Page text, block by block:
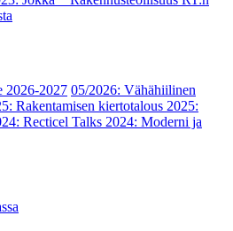
2026-2027 05/2026: Vähähiilinen
Rakentamisen kiertotalous 2025:
Recticel Talks 2024: Moderni ja